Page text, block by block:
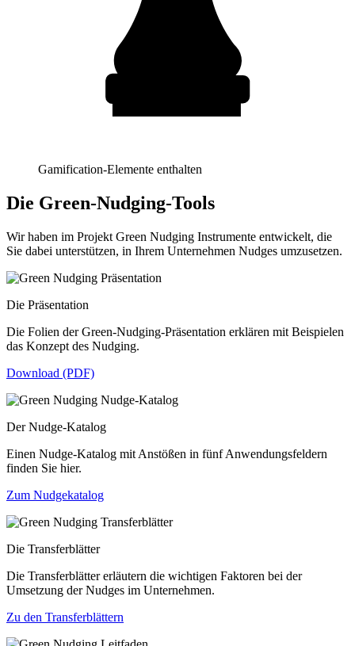
Gamification-Elemente enthalten
Die Green-Nudging-Tools
Wir haben im Projekt Green Nudging Instrumente entwickelt, die
Sie dabei unterstützen, in Ihrem Unternehmen Nudges umzusetzen.
Die Präsentation
Die Folien der Green-Nudging-Präsentation erklären mit Beispielen
das Konzept des Nudging.
Download (PDF)
Der Nudge-Katalog
Einen Nudge-Katalog mit Anstößen in fünf Anwendungsfeldern
finden Sie hier.
Zum Nudgekatalog
Die Transferblätter
Die Transferblätter erläutern die wichtigen Faktoren bei der
Umsetzung der Nudges im Unternehmen.
Zu den Transferblättern